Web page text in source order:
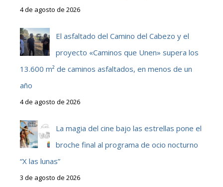
4 de agosto de 2026
El asfaltado del Camino del Cabezo y el
proyecto «Caminos que Unen» supera los
13.600 m² de caminos asfaltados, en menos de un
año
4 de agosto de 2026
La magia del cine bajo las estrellas pone el
broche final al programa de ocio nocturno
“X las lunas”
3 de agosto de 2026